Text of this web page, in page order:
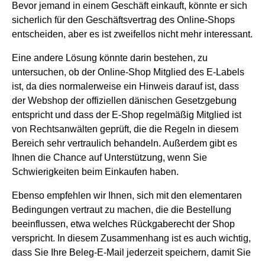
Bevor jemand in einem Geschäft einkauft, könnte er sich
sicherlich für den Geschäftsvertrag des Online-Shops
entscheiden, aber es ist zweifellos nicht mehr interessant.
Eine andere Lösung könnte darin bestehen, zu
untersuchen, ob der Online-Shop Mitglied des E-Labels
ist, da dies normalerweise ein Hinweis darauf ist, dass
der Webshop der offiziellen dänischen Gesetzgebung
entspricht und dass der E-Shop regelmäßig Mitglied ist
von Rechtsanwälten geprüft, die die Regeln in diesem
Bereich sehr vertraulich behandeln. Außerdem gibt es
Ihnen die Chance auf Unterstützung, wenn Sie
Schwierigkeiten beim Einkaufen haben.
Ebenso empfehlen wir Ihnen, sich mit den elementaren
Bedingungen vertraut zu machen, die die Bestellung
beeinflussen, etwa welches Rückgaberecht der Shop
verspricht. In diesem Zusammenhang ist es auch wichtig,
dass Sie Ihre Beleg-E-Mail jederzeit speichern, damit Sie